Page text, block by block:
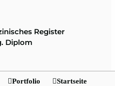
Portfolio
Startseite